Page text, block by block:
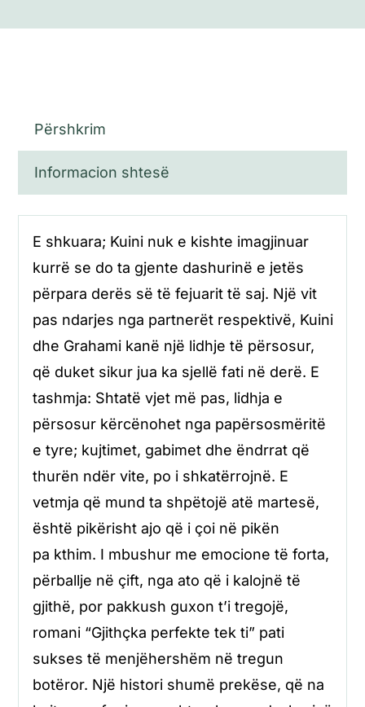
Përshkrim
Informacion shtesë
E shkuara; Kuini nuk e kishte imagjinuar
kurrë se do ta gjente dashurinë e jetës
përpara derës së të fejuarit të saj. Një vit
pas ndarjes nga partnerët respektivë, Kuini
dhe Grahami kanë një lidhje të përsosur,
që duket sikur jua ka sjellë fati në derë. E
tashmja: Shtatë vjet më pas, lidhja e
përsosur kërcënohet nga papërsosmëritë
e tyre; kujtimet, gabimet dhe ëndrrat që
thurën ndër vite, po i shkatërrojnë. E
vetmja që mund ta shpëtojë atë martesë,
është pikërisht ajo që i çoi në pikën
pa kthim. I mbushur me emocione të forta,
përballje në çift, nga ato që i kalojnë të
gjithë, por pakkush guxon t’i tregojë,
romani “Gjithçka perfekte tek ti” pati
sukses të menjëhershëm në tregun
botëror. Një histori shumë prekëse, që na